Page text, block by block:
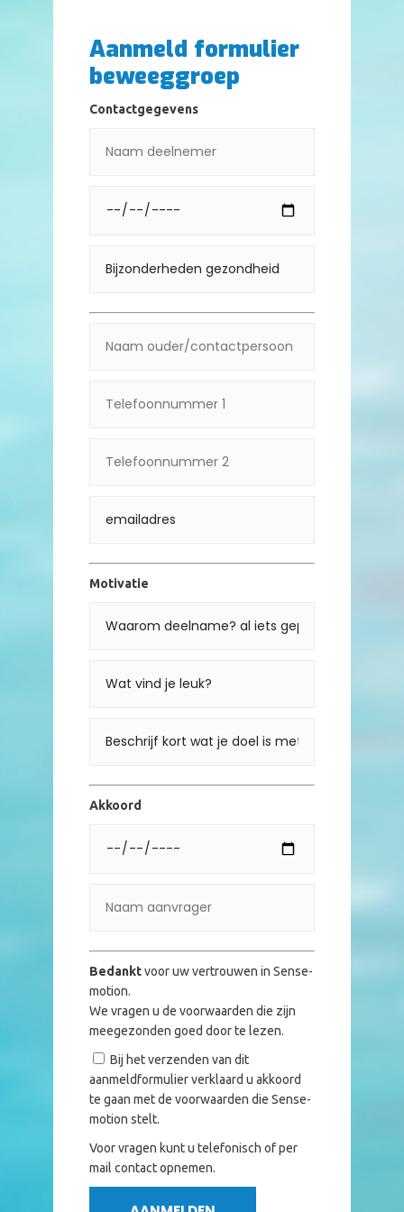
Aanmeld formulier
beweeggroep
Contactgegevens
Motivatie
Akkoord
Bedanktvoor uw vertrouwen in Sense-
motion.
We vragen u de voorwaarden die zijn
meegezonden goed door te lezen.
Bij het verzenden van dit
aanmeldformulier verklaard u akkoord
te gaan met de voorwaarden die Sense-
motion stelt.
Voor vragen kunt u telefonisch of per
mail contact opnemen.